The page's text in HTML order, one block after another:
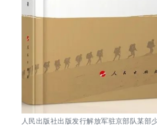
人民出版社出版发行解放军驻京部队某部